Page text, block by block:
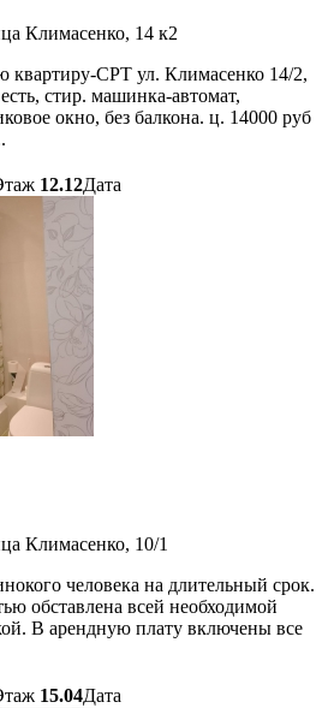
Климасенко, 14 к2
квартиру-СРТ ул. Климасенко 14/2,
стир. машинка-автомат,
окно, без балкона. ц. 14000 руб
12.12Дата
Климасенко, 10/1
человека на длительный срок.
обставлена всей необходимой
В арендную плату включены все
15.04Дата